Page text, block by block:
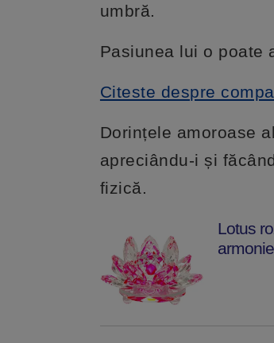
umbră.
Pasiunea lui o poate
Citeste despre
Dorințele amoroase
apreciându-i și
fizică.
Lotus